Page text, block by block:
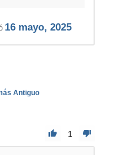
16 mayo, 2025
Antiguo
1